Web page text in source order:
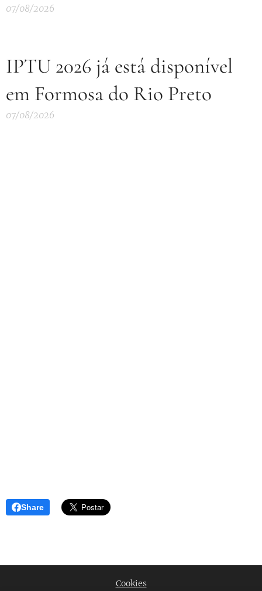
07/08/2026
IPTU 2026 já está disponível
em Formosa do Rio Preto
07/08/2026
Share
Cookies